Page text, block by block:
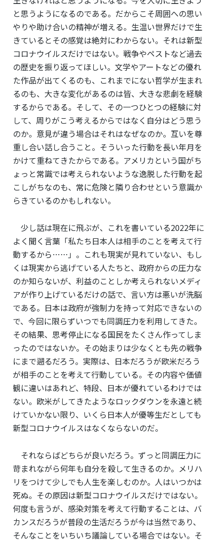
と思うようになるのである。だからこそ周囲への思い
やりや助け合いの精神が増える。生温い世界だけで生
きているとその感覚は絶対にわからない。それは新型
コロナウイルスだけではない。戦争やペストなど過去
の歴史を振り返ってほしい。文学やアートなどの優れ
た作品が出てくるのも、これまでにない哲学が生まれ
るのも、大きな変化があるのは皆、大きな悲劇を経験
するからである。そして、その一つひとつの経験に対
して、周りがこう考えるからではなく自分はどう思う
のか。意見が違う場合はそれはなぜなのか。互いを尊
重し合い話し合うこと。そういった行動を長い年月を
かけて重ねてきたからである。アメリカという国がち
ょっと常識では考えられないような逸脱した行動を起
こしがちなのも、常に危険と隣り合わせという意識か
らきているのかもしれない。
少し話は現在に飛ぶが、これを書いている2022年に
よく聞く言葉「私たち日本人は相手のことを考えて行
動するから⋯⋯」。これも現実が見れていない、もし
くは現実から逃げている人たちと、政府からの圧力な
のか知らないが、利益のことしか考えられないメディ
アが作り上げているだけの話で、言い方は悪いが洗脳
である。日本は政府が強制力を持って対応できないの
で、今回に限らずいつでも同調圧力を利用してきた。
その結果、思考停止になる国民をたくさん作ってしま
ったのではないか。その始まりは少なくとも先の戦争
にまで遡るだろう。実際は、日本だろうが欧米だろう
が相手のことを考えて行動している。その内容や価値
観に違いはあれど、特段、日本が優れているわけでは
ない。欧米がしてきたようなロックダウンを永遠と続
けていかない限り、いくら日本人が優等生だとしても
新型コロナウイルスはなくならないのだ。
それならばどちらが良いだろう。ずっと同調圧力に
苛まれながら何年も自分を殺して生きるのか。メリハ
リをつけて少しでも人生を楽しむのか。人はいつかは
死ぬ。その原因は新型コロナウイルスだけではない。
何度も言うが、感染対策を考えて行動することは、バ
カンスだろうが普段の生活だろうが今は当然であり、
そんなことをいちいち議論している場合ではない。そ